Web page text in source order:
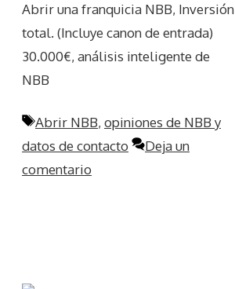
Abrir una franquicia NBB, Inversión
total. (Incluye canon de entrada)
30.000€, análisis inteligente de
NBB
Etiquetas
Abrir NBB, opiniones de NBB y
datos de contacto
Deja un
comentario